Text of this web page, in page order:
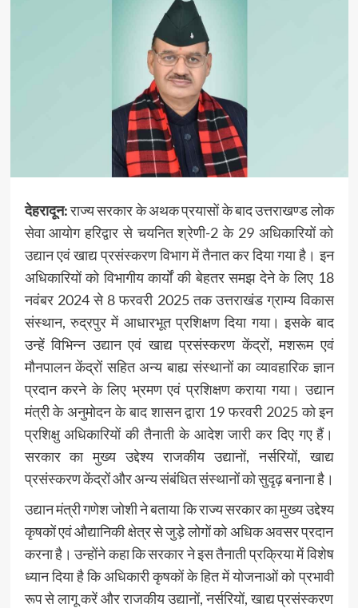
देहरादून:राज्य सरकार के अथक प्रयासों के बाद उत्तराखण्ड लोक
सेवा आयोग हरिद्वार से चयनित श्रेणी-2 के 29 अधिकारियों को
उद्यान एवं खाद्य प्रसंस्करण विभाग में तैनात कर दिया गया है। इन
अधिकारियों को विभागीय कार्यों की बेहतर समझ देने के लिए 18
नवंबर 2024 से 8 फरवरी 2025 तक उत्तराखंड ग्राम्य विकास
संस्थान, रुद्रपुर में आधारभूत प्रशिक्षण दिया गया। इसके बाद
उन्हें विभिन्न उद्यान एवं खाद्य प्रसंस्करण केंद्रों, मशरूम एवं
मौनपालन केंद्रों सहित अन्य बाह्य संस्थानों का व्यावहारिक ज्ञान
प्रदान करने के लिए भ्रमण एवं प्रशिक्षण कराया गया। उद्यान
मंत्री के अनुमोदन के बाद शासन द्वारा 19 फरवरी 2025 को इन
प्रशिक्षु अधिकारियों की तैनाती के आदेश जारी कर दिए गए हैं।
सरकार का मुख्य उद्देश्य राजकीय उद्यानों, नर्सरियों, खाद्य
प्रसंस्करण केंद्रों और अन्य संबंधित संस्थानों को सुदृढ़ बनाना है।
उद्यान मंत्री गणेश जोशी ने बताया कि राज्य सरकार का मुख्य उद्देश्य
कृषकों एवं औद्यानिकी क्षेत्र से जुड़े लोगों को अधिक अवसर प्रदान
करना है। उन्होंने कहा कि सरकार ने इस तैनाती प्रक्रिया में विशेष
ध्यान दिया है कि अधिकारी कृषकों के हित में योजनाओं को प्रभावी
रूप से लागू करें और राजकीय उद्यानों, नर्सरियों, खाद्य प्रसंस्करण